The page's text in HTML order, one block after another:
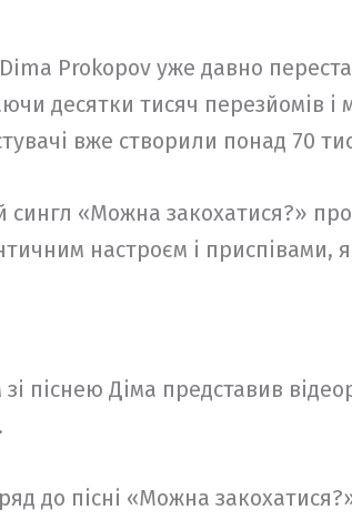
Dima Prokopov уже давно
десятки тисяч перезйомів і
вже створили понад 70
сингл «Можна закохатися?»
настроєм і приспівами,
зі піснею Діма представив
до пісні «Можна